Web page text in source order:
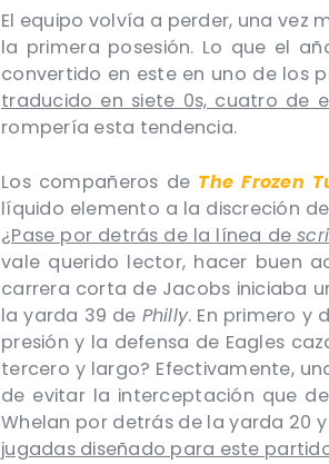
El equipo volvía a perder, una
la primera posesión. Lo que el
convertido en este en uno de los
traducido en siete 0s, cuatro de
rompería esta tendencia.
Los compañeros de The Frozen
líquido elemento a la discreción
¿Pase por detrás de la línea de
vale querido lector, hacer buen
carrera corta de Jacobs iniciaba
la yarda 39 de Philly. En primero y
presión y la defensa de Eagles
tercero y largo? Efectivamente,
de evitar la interceptación que
Whelan por detrás de la yarda 20
jugadas diseñado para este